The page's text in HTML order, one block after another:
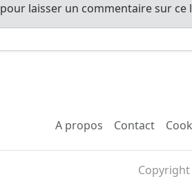
pour laisser un commentaire sur ce
A propos Contact